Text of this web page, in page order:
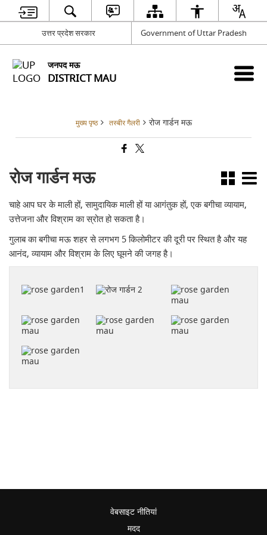
उत्तर प्रदेश सरकार Government of Uttar Pradesh
जनपद मऊ
DISTRICT MAU
मुख्य पृष्ठ तस्बीर गैलरी रोज गार्डन मऊ
रोज गार्डन मऊ
चाहे आप घर के माली हों, सामुदायिक माली हों या आगंतुक हों, एक बगीचा व्यायाम,
उत्तेजना और विश्राम का स्रोत हो सकता है।
गुलाब का बगीचा मऊ शहर से लगभग 5 किलोमीटर की दूरी पर स्थित है और यह
आनंद, व्यायाम और विश्राम के लिए घूमने की जगह है।
वेबसाइट नीतियां
मदद